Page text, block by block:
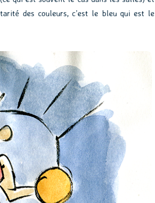
des couleurs, c’est le bleu qui est le